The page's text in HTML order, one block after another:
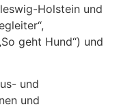
Holstein und
geht Hund“) und
und
und